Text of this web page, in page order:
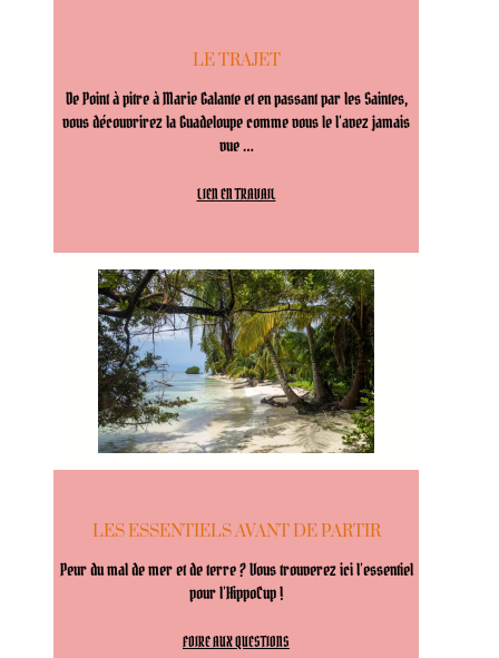
LE TRAJET
De Point à pitre à Marie Galante et en passant par les Saintes,
vous découvrirez la Guadeloupe comme vous le l’avez jamais
vue …
LIEN EN TRAVAIL
LES ESSENTIELS AVANT DE PARTIR
Peur du mal de mer et de terre ? Vous trouverez ici l’essentiel
pour l’HippoCup !
FOIRE AUX QUESTIONS